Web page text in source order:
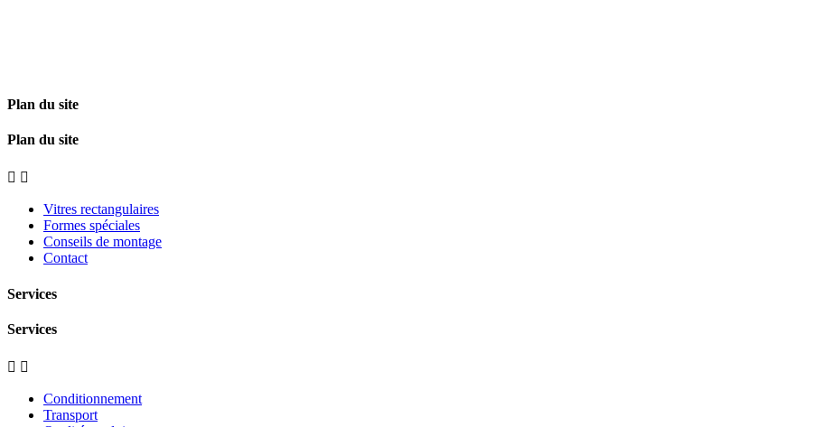
Plan du site
Plan du site
 
Vitres rectangulaires
Formes spéciales
Conseils de montage
Contact
Services
Services
 
Conditionnement
Transport